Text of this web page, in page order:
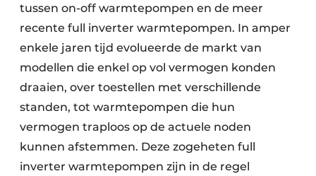
tussen on-off warmtepompen en de meer
recente full inverter warmtepompen. In amper
enkele jaren tijd evolueerde de markt van
modellen die enkel op vol vermogen konden
draaien, over toestellen met verschillende
standen, tot warmtepompen die hun
vermogen traploos op de actuele noden
kunnen afstemmen. Deze zogeheten full
inverter warmtepompen zijn in de regel